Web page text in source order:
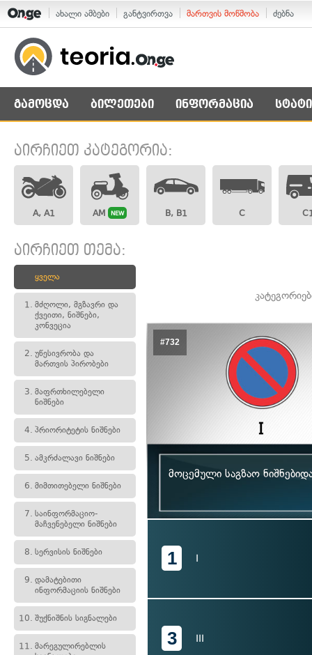
ახალი ამბები განტვირთვა მართვის მოწმობა ძებნა
გამოცდა ბილეთები ინფორმაცია
აირჩიეთ კატეგორია:
A, A1 AM NEW B, B1 C
აირჩიეთ თემა:
ყველა
1. მძღოლი, მგზავრი და
ქვეითი, ნიშნები,
კონვეცია
2. უწესივრობა და
მართვის პირობები
3. მაფრთხილებელი
ნიშნები
4. პრიორიტეტის ნიშნები
5. ამკრძალავი ნიშნები
6. მიმთითებელი ნიშნები
7. საინფორმაციო-
მაჩვენებელი ნიშნები
8. სერვისის ნიშნები
9. დამატებითი
ინფორმაციის ნიშნები
10. შუქნიშნის სიგნალები
11. მარეგულირებლის
#732
მოცემული საგზაო
1 I
3 III